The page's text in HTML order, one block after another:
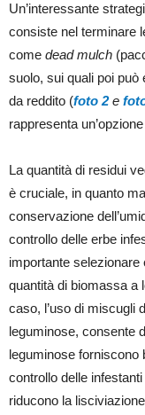
Un’interessante
consiste nel terminare
come dead mulch
suolo, sui quali poi può
da reddito (foto 2e
rappresenta
La quantità di residui
è cruciale, in quanto
conservazione
controllo delle erbe
importante
quantità di biomassa a
caso, l’uso di miscugli
leguminose, consente
leguminose forniscono
controllo delle
riducono la